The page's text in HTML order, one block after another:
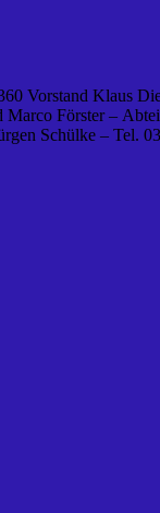
Vorstand Klaus
Förster –
Schülke – Tel.